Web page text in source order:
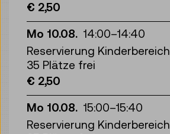
€ 2,50
Mo 10.08. 14:00–14:40
Reservierung Kinderbereich
35 Plätze frei
€ 2,50
Mo 10.08. 15:00–15:40
Reservierung Kinderbereich